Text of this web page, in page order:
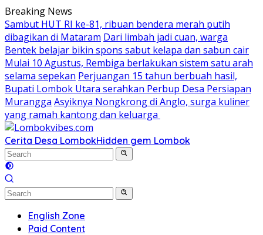
Skip
to
content
Breaking News
Sambut HUT RI ke-81, ribuan bendera merah putih
dibagikan di Mataram Dari limbah jadi cuan, warga
Bentek belajar bikin spons sabut kelapa dan sabun cair
Mulai 10 Agustus, Rembiga berlakukan sistem satu arah
selama sepekan Perjuangan 15 tahun berbuah hasil,
Bupati Lombok Utara serahkan Perbup Desa Persiapan
Murangga Asyiknya Nongkrong di Anglo, surga kuliner
yang ramah kantong dan keluarga
Cerita Desa LombokHidden gem Lombok
English Zone
Paid Content